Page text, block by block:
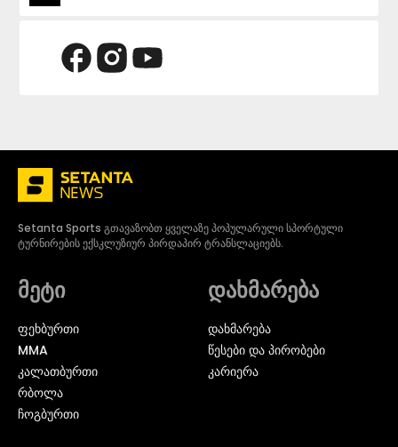
Setanta Sports გთავაზობთ ყველაზე პოპულარული სპორტული
ტურნირების ექსკლუზიურ პირდაპირ ტრანსლაციებს.
მეტი
ᲤᲔᲮᲑᲣᲠᲗᲘ
MMA
ᲙᲐᲚᲐᲗᲑᲣᲠᲗᲘ
ᲠᲑᲝᲚᲐ
ᲩᲝᲒᲑᲣᲠᲗᲘ
დახმარება
დახმარება
წესები და პირობები
კარიერა